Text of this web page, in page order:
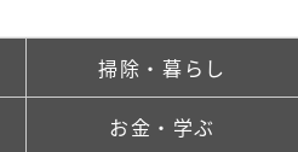
掃除・暮らし
お金・学ぶ